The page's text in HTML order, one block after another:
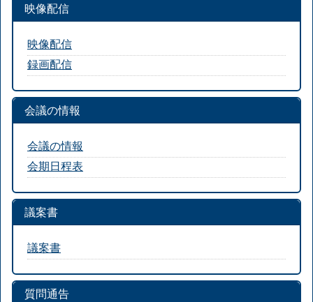
映像配信
映像配信
録画配信
会議の情報
会議の情報
会期日程表
議案書
議案書
質問通告